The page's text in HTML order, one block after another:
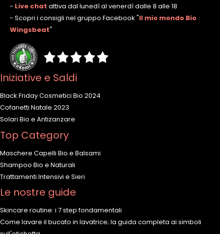
- Live chat attiva dal lunedì al venerdì dalle 8 alle 18
- Scopri i consigli nel gruppo Facebook "Il mio mondo Bio
Wingsbeat"
Iniziative e Saldi
Black Friday Cosmetici Bio 2024
Cofanetti Natale 2023
Solari Bio e Antizanzare
Top Category
Maschere Capelli Bio e Balsami
Shampoo Bio e Naturali
Trattamenti Intensivi e Sieri
Le nostre guide
Skincare routine: i 7 step fondamentali
Come lavare il bucato in lavatrice; la guida completa ai simboli